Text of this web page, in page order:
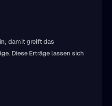
damit greift das
Diese Erträge lassen sich